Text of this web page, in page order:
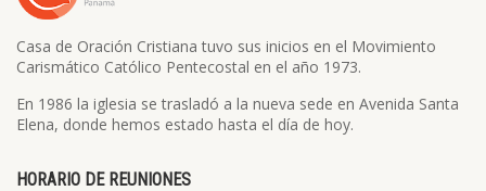
Casa de Oración Cristiana tuvo sus inicios en el Movimiento
Carismático Católico Pentecostal en el año 1973.
En 1986 la iglesia se trasladó a la nueva sede en Avenida Santa
Elena, donde hemos estado hasta el día de hoy.
HORARIO DE REUNIONES